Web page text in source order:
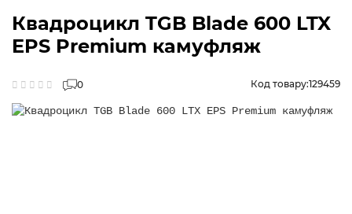
Квадроцикл TGB Blade 600 LTX
EPS Premium камуфляж
0 Код товару:129459